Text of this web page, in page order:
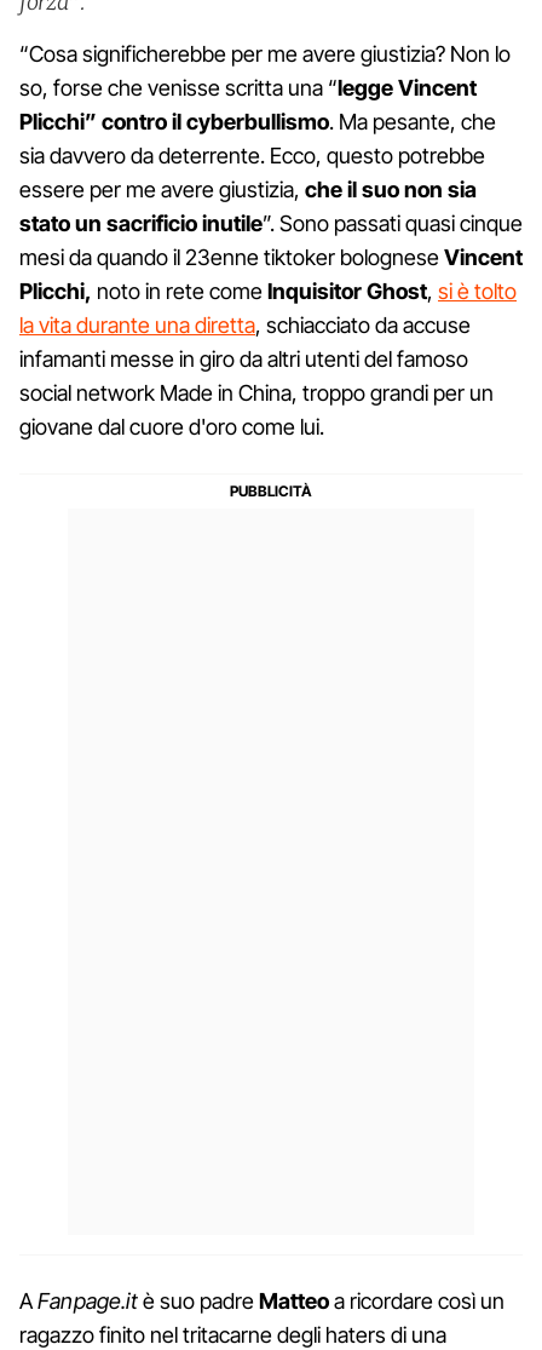
“Cosa significherebbe per me avere giustizia? Non lo
so, forse che venisse scritta una “legge Vincent
Plicchi” contro il cyberbullismo. Ma pesante, che
sia davvero da deterrente. Ecco, questo potrebbe
essere per me avere giustizia, che il suo non sia
stato un sacrificio inutile”. Sono passati quasi cinque
mesi da quando il 23enne tiktoker bologneseVincent
Plicchi, noto in rete comeInquisitor Ghost, si è tolto
la vita durante una diretta, schiacciato da accuse
infamanti messe in giro da altri utenti del famoso
social network Made in China, troppo grandi per un
giovane dal cuore d'oro come lui.
AFanpage.itè suo padreMatteoa ricordare così un
ragazzo finito nel tritacarne degli haters di una